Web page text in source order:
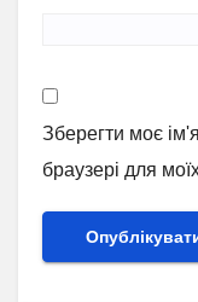
Зберегти моє
браузері для